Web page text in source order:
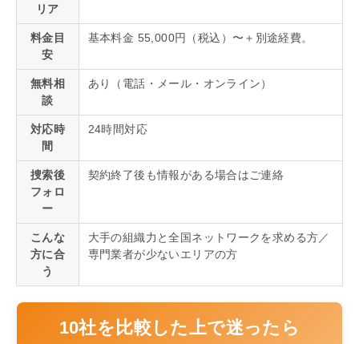
リア
料金目
安
基本料金 55,000円（税込）〜＋別途経費。
無料相
談
あり（電話・メール・オンライン）
対応時
間
24時間対応
捜索後
フォロ
ー
契約終了後も情報がある場合はご連絡
こんな
方に合
う
大手の組織力と全国ネットワークを求める方／
専門業者が少ないエリアの方
10社を比較した上で迷ったら